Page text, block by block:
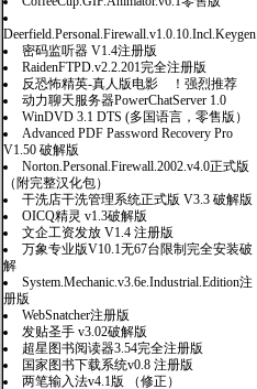
Deerfield.Personal.Firewall.v1.0.10.Incl.Keygen
密码监听器 V1.4注册版
RaidenFTPD.v2.2.201完全注册版
反恐怖精英-真人版电影 ！强烈推荐
动力聊天服务器PowerChatServer 1.0
WinDVD 3.1 DTS (多国语言，零售版）
Advanced PDF Password Recovery Pro
V1.50 破解版
Norton.Personal.Firewall.2002.v4.0正式版
（附完整汉化包）
干洗店干洗管理系统正式版 V3.3 破解版
OICQ精灵 v1.3破解版
文企工资发放 V1.4 注册版
万象专业版V10.1无67台限制完全安装破
解
System.Mechanic.v3.6e.Industrial.Edition注
册版
WebSnatcher注册版
发贴圣手 v3.02破解版
超星图书阅读器3.54完全注册版
国家图书下载系统v0.8 注册版
两笔输入法v4.1版 （修正）